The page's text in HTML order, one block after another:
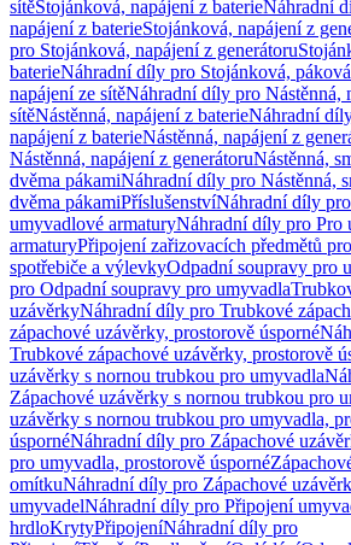
sítěStojánková, napájení z baterieNáhradní
napájení z baterieStojánková, napájení z
pro Stojánková, napájení z generátoru
baterieNáhradní díly pro Stojánková,
napájení ze sítěNáhradní díly pro Nástěnná,
sítěNástěnná, napájení z baterieNáhradní
napájení z baterieNástěnná, napájení z
Nástěnná, napájení z generátoruNástěnná,
dvěma pákamiNáhradní díly pro Nástěnná,
dvěma pákamiPříslušenstvíNáhradní díly
umyvadlové armaturyNáhradní díly pro Pro
armaturyPřipojení zařizovacích předmětů
spotřebiče a výlevkyOdpadní soupravy pro
pro Odpadní soupravy pro umyvadla
uzávěrkyNáhradní díly pro Trubkové
zápachové uzávěrky, prostorově úsporné
Trubkové zápachové uzávěrky, prostorově
uzávěrky s nornou trubkou pro umyvadla
Zápachové uzávěrky s nornou trubkou pro
uzávěrky s nornou trubkou pro umyvadla,
úspornéNáhradní díly pro Zápachové
pro umyvadla, prostorově úsporné
omítkuNáhradní díly pro Zápachové
umyvadelNáhradní díly pro Připojení
hrdloKrytyPřipojeníNáhradní díly pro